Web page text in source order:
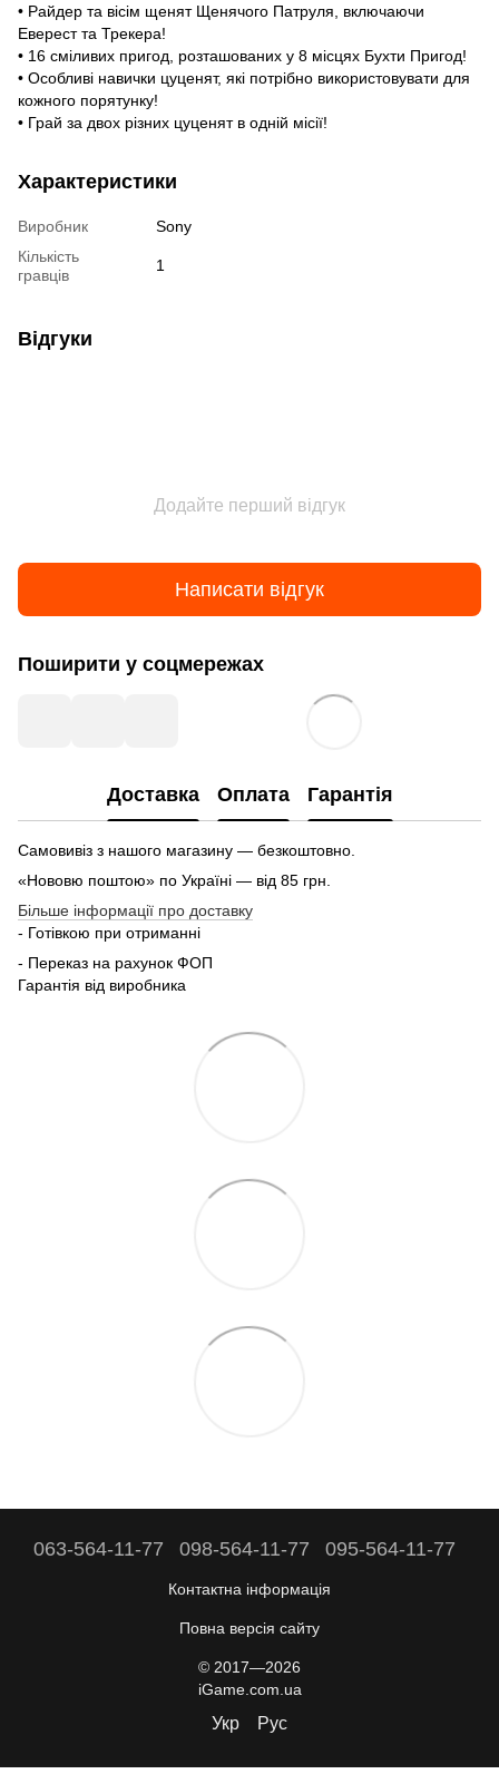
• Райдер та вісім щенят Щенячого Патруля, включаючи
Еверест та Трекера!
• 16 сміливих пригод, розташованих у 8 місцях Бухти Пригод!
• Особливі навички цуценят, які потрібно використовувати для
кожного порятунку!
• Грай за двох різних цуценят в одній місії!
Характеристики
Виробник
Sony
Кількість
гравців
1
Відгуки
Додайте перший відгук
Написати відгук
Поширити у соцмережах
Доставка Оплата Гарантія
Самовивіз з нашого магазину — безкоштовно.
«Нововю поштою» по Україні — від 85 грн.
Більше інформації про доставку
- Готівкою при отриманні
- Переказ на рахунок ФОП
Гарантія від виробника
063-564-11-77 098-564-11-77 095-564-11-77
Контактна інформація
Повна версія сайту
© 2017—2026
iGame.com.ua
Укр Рус